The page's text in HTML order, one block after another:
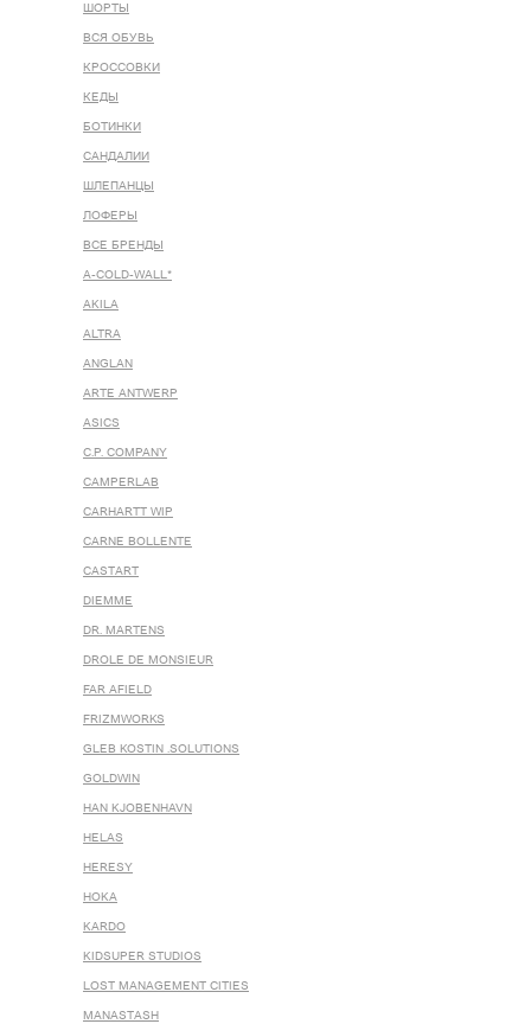
ШОРТЫ
ВСЯ ОБУВЬ
КРОССОВКИ
КЕДЫ
БОТИНКИ
САНДАЛИИ
ШЛЕПАНЦЫ
ЛОФЕРЫ
ВСЕ БРЕНДЫ
A-COLD-WALL*
AKILA
ALTRA
ANGLAN
ARTE ANTWERP
ASICS
C.P. COMPANY
CAMPERLAB
CARHARTT WIP
CARNE BOLLENTE
CASTART
DIEMME
DR. MARTENS
DROLE DE MONSIEUR
FAR AFIELD
FRIZMWORKS
GLEB KOSTIN .SOLUTIONS
GOLDWIN
HAN KJOBENHAVN
HELAS
HERESY
HOKA
KARDO
KIDSUPER STUDIOS
LOST MANAGEMENT CITIES
MANASTASH